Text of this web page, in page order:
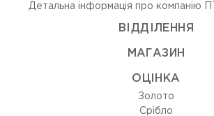
Детальна інформація про компанію
ВIДДIЛЕННЯ
МАГАЗИН
ОЦIНКА
Золото
Срiбло